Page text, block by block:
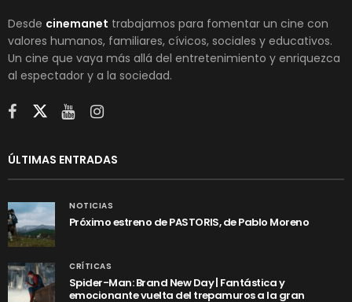
Desde cinemanet trabajamos para fomentar un cine con
valores humanos, familiares, cívicos, sociales y educativos.
Un cine que vaya más allá del entretenimiento y enriquezca
al espectador y a la sociedad.
ÚLTIMAS ENTRADAS
NOTICIAS
Próximo estreno de PASTORIS, de Pablo Moreno
CRÍTICAS
Spider-Man: Brand New Day | Fantástica y
emocionante vuelta del trepamuros a la gran